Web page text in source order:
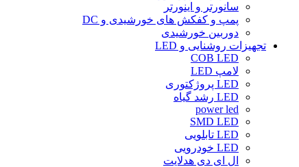
سانورتر و اینورتر
پمپ و کفکش های خورشیدی و DC
دوربین خورشیدی
تجهیزات روشنایی و LED
COB LED
لامپ LED
LED پروژکتوری
LED رشد گیاه
power led
SMD LED
LED تابلویی
LED خودرویی
ال ای دی هدلایت